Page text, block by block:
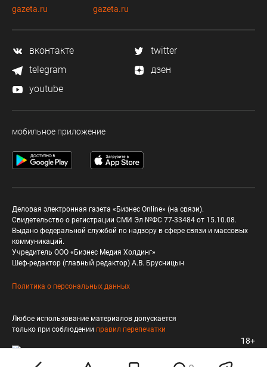
gazeta.ru
gazeta.ru
вконтакте
twitter
telegram
дзен
youtube
мобильное приложение
Деловая электронная газета «Бизнес Online» (на связи).
Свидетельство о регистрации СМИ Эл №ФС 77-33484 от 15.10.08.
Выдано федеральной службой по надзору в сфере связи и массовых
коммуникаций.
Учредитель ООО «Бизнес Медия Холдинг»
Шеф-редактор (главный редактор) А.В. Брусницын
Политика о персональных данных
Любое использование материалов допускается
только при соблюдении правил перепечатки
18+